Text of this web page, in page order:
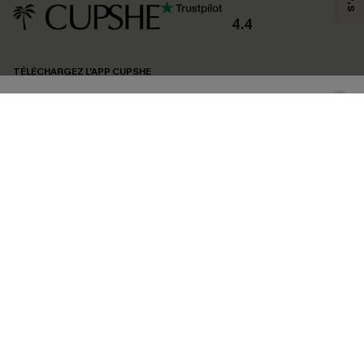
4.4
TÉLÉCHARGEZ L’APP CUPSHE
confidentialité
. Vous pouvez vous désabonner à tout moment.